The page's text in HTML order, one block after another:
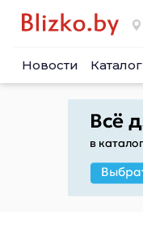
Новости Каталог